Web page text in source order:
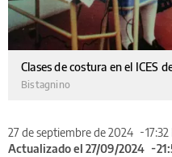
Clases de costura en el ICES
Bistagnino
27 de septiembre de 2024
17:32
Actualizado el 27/09/2024